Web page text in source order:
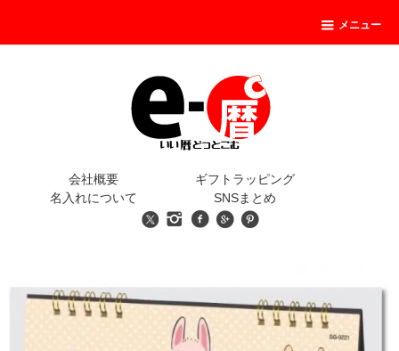
メニュー
会社概要
ギフトラッピング
名入れについて
SNSまとめ